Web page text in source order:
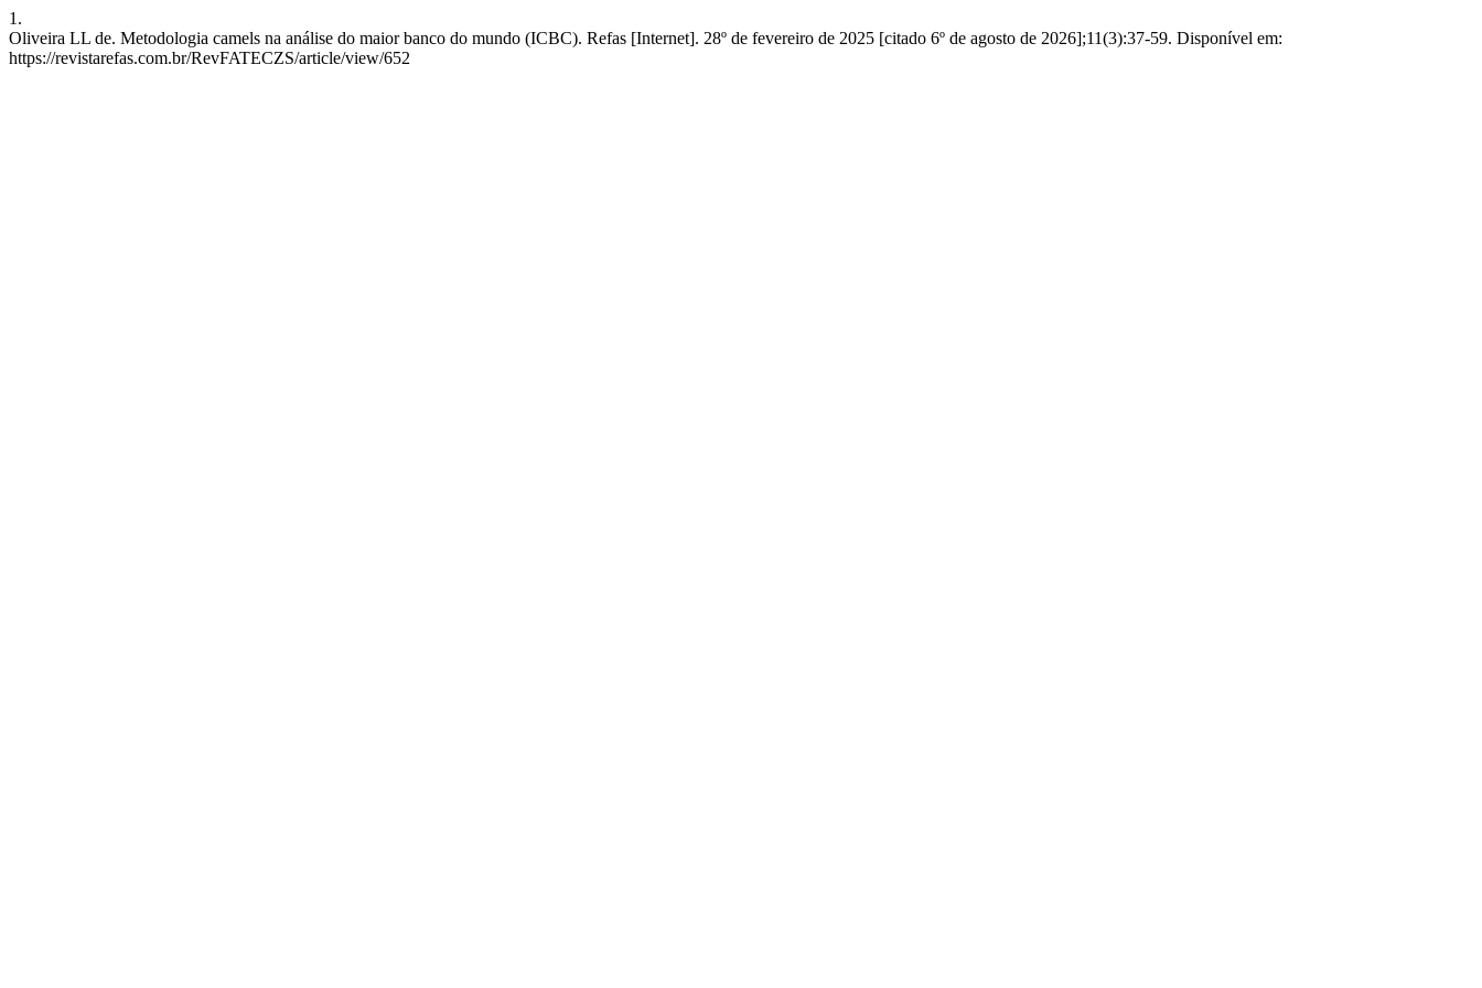
1.
Oliveira LL de. Metodologia camels na análise do maior banco do mundo (ICBC). Refas [Internet]. 28º de fevereiro de 2025 [citado 6º de agosto de 2026];11(3):37-59. Disponível em:
https://revistarefas.com.br/RevFATECZS/article/view/652